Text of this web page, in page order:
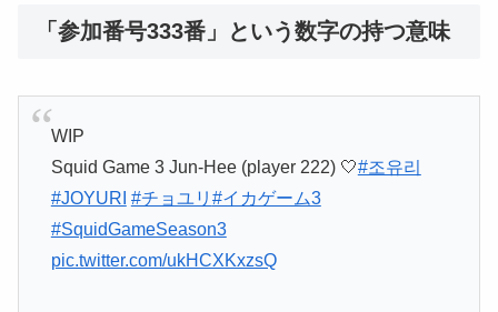
「参加番号333番」という数字の持つ意味
WIP
Squid Game 3 Jun-Hee (player 222) 🤍#조유리
#JOYURI #チョユリ #イカゲーム3
#SquidGameSeason3
pic.twitter.com/ukHCXKxzsQ